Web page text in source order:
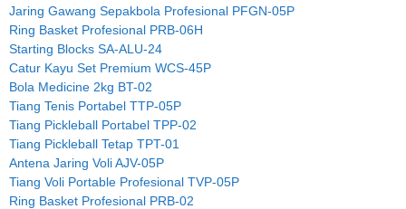
Jaring Gawang Sepakbola Profesional PFGN-05P
Ring Basket Profesional PRB-06H
Starting Blocks SA-ALU-24
Catur Kayu Set Premium WCS-45P
Bola Medicine 2kg BT-02
Tiang Tenis Portabel TTP-05P
Tiang Pickleball Portabel TPP-02
Tiang Pickleball Tetap TPT-01
Antena Jaring Voli AJV-05P
Tiang Voli Portable Profesional TVP-05P
Ring Basket Profesional PRB-02